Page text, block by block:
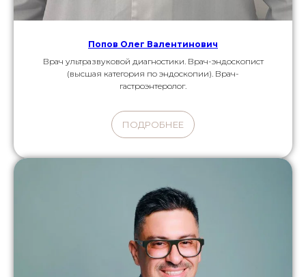
Попов Олег Валентинович
Врач ультразвуковой диагностики. Врач-эндоскопист
(высшая категория по эндоскопии). Врач-
гастроэнтеролог.
ПОДРОБНЕЕ